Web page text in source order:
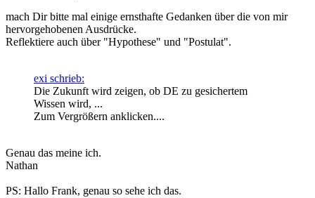
mach Dir bitte mal einige ernsthafte Gedanken über die von mir
hervorgehobenen Ausdrücke.
Reflektiere auch über "Hypothese" und "Postulat".
exi schrieb:
Die Zukunft wird zeigen, ob DE zu gesichertem
Wissen wird, ...
Zum Vergrößern anklicken....
Genau das meine ich.
Nathan
PS: Hallo Frank, genau so sehe ich das.